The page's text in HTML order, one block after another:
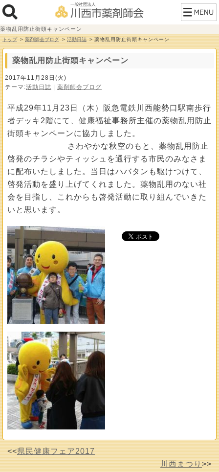
薬物乱用防止街頭キャンペーン
トップ 薬剤師会ブログ 活動日誌 薬物乱用防止街頭キャンペーン
薬物乱用防止街頭キャンペーン
2017年11月28日(火)
テーマ:活動日誌 薬剤師会ブログ
平成29年11月23日（木）阪急電鉄川西能勢口駅南歩行
者デッキ2階にて、健康福祉事務所主催の薬物乱用防止
街頭キャンペーンに協力しました。
さわやかな秋空のもと、薬物乱用防止
啓発のチラシやティッシュを通行する市民のみなさま
に配布いたしました。当日はハバタンも駆けつけて、
啓発活動を盛り上げてくれました。薬物乱用のない社
会を目指し、これからも啓発活動に取り組んでいきた
いと思います。
<<県民健康フェア2017
川西まつり>>